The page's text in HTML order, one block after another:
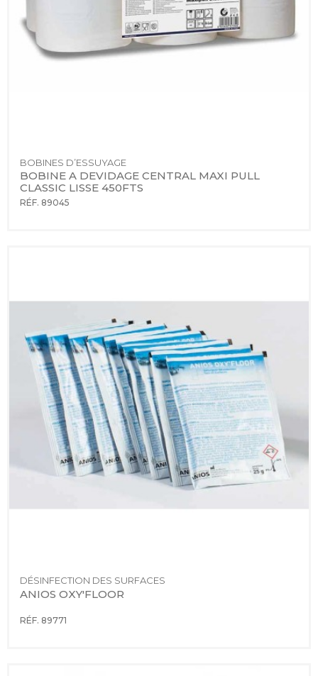
BOBINES D’ESSUYAGE
BOBINE A DEVIDAGE CENTRAL MAXI PULL
CLASSIC LISSE 450FTS
RÉF. 89045
DÉSINFECTION DES SURFACES
ANIOS OXY'FLOOR
RÉF. 89771